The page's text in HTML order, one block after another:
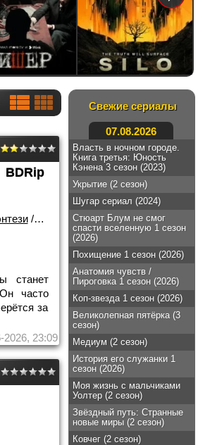
BDRip
/ 2026 года
станет
часто
за
2026, 23:09
Свежие сериалы
07.08.2026
Власть в ночном городе.
Книга третья: Юность
Кэнена 3 сезон (2023)
Укрытие (2 сезон)
Шугар сериал (2024)
Стюарт Блум не смог
спасти вселенную 1 сезон
(2026)
Похищение 1 сезон (2026)
Анатомия чувств /
Пироговка 1 сезон (2026)
Коп-звезда 1 сезон (2026)
Великолепная пятёрка (3
сезон)
Медиум (2 сезон)
История его служанки 1
сезон (2026)
Моя жизнь с мальчиками
Уолтер (2 сезон)
Звёздный путь: Странные
новые миры (2 сезон)
Ковчег (2 сезон)